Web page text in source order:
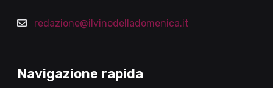
redazione@ilvinodelladomenica.it
Navigazione rapida